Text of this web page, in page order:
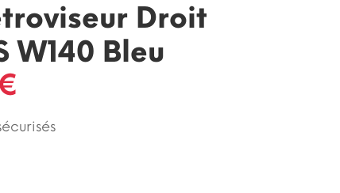
Droit
W140 Bleu